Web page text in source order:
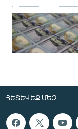
ՀԵՏԵՎԵՔ ՄԵԶ